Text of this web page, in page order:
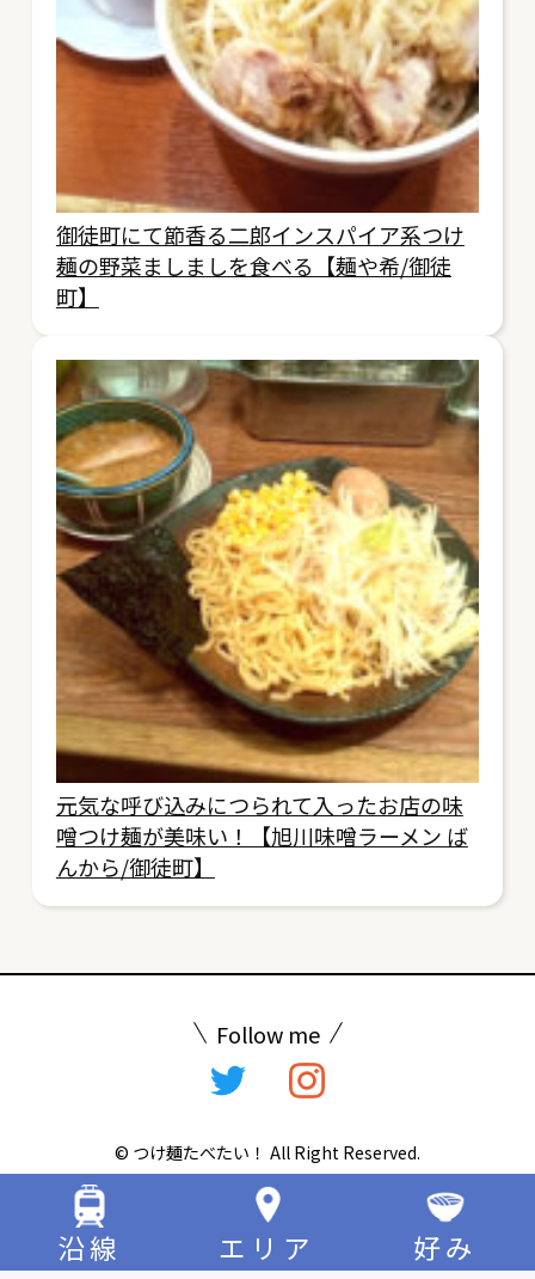
沿線 エリア 好み
御徒町にて節香る二郎インスパイア系つけ
麺の野菜ましましを食べる【麺や希/御徒
町】
元気な呼び込みにつられて入ったお店の味
噌つけ麺が美味い！【旭川味噌ラーメン ば
んから/御徒町】
Follow me
© つけ麺たべたい！ All Right Reserved.